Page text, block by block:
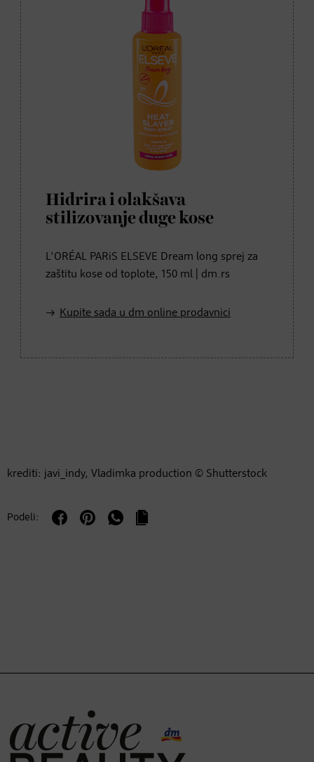
Hidrira i olakšava
stilizovanje duge kose
L'ORÉAL PARiS ELSEVE Dream long sprej za
zaštitu kose od toplote, 150 ml | dm.rs
Kupite sada u dm online prodavnici
krediti: javi_indy, Vladimka production © Shutterstock
Podeli: